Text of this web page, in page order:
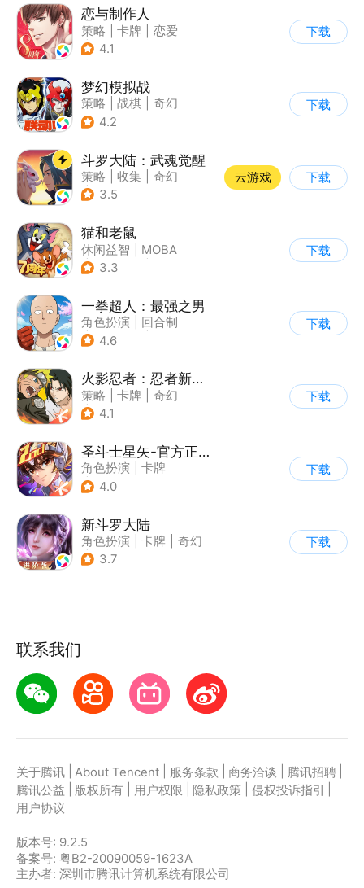
恋与制作人
策略 卡牌
恋爱
| 乙女
4.1
下载
梦幻模拟战
策略 战棋
奇幻
| 二次元
4.2
下载
斗罗大陆：武魂觉醒
策略 收集
奇幻
| 斗罗大陆
3.5
云游戏 下载
猫和老鼠
休闲益智
MOBA
| 动漫改编
3.3
下载
一拳超人：最强之男
角色扮演
回合制
| 动漫改编
4.6
下载
火影忍者：忍者新世代
策略 卡牌
奇幻
| 火影
4.1
下载
圣斗士星矢-官方正版(腾讯)
角色扮演
卡牌
| 动漫改编
4.0
下载
新斗罗大陆
角色扮演 卡牌
奇幻
| 斗罗大陆
3.7
下载
联系我们
关于腾讯 About Tencent 服务条款 商务洽谈 腾讯招聘
腾讯公益
版权所有 用户权限 隐私政策 侵权投诉指引
用户协议
版本号: 9.2.5
备案号: 粤B2-20090059-1623A
主办者: 深圳市腾讯计算机系统有限公司